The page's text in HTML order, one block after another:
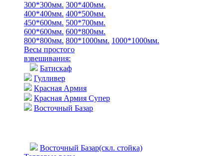
300*300мм. 300*400мм.
400*400мм. 400*500мм.
450*600мм. 500*700мм.
600*600мм. 600*800мм.
800*800мм. 800*1000мм. 1000*1000мм.
Весы простого
взвешивания:
Батискаф
Гулливер
Красная Армия
Красная Армия Супер
Восточный Базар
Восточный Базар(скл. стойка)